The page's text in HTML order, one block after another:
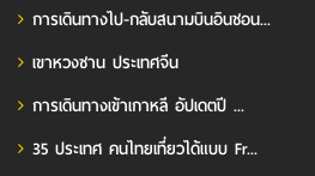
การเดินทางไป-กลับสนามบินอินชอน...
เขาหวงซาน ประเทศจีน
การเดินทางเข้าเกาหลี อัปเดตปี ...
35 ประเทศ คนไทยเที่ยวได้แบบ Fr...